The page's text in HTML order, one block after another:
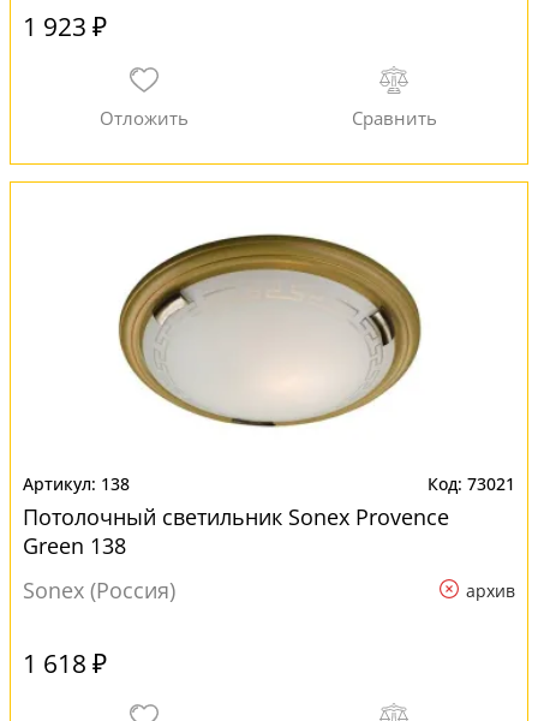
1 923 ₽
138 73021
Потолочный светильник Sonex Provence
Green 138
Sonex (Россия)
архив
1 618 ₽